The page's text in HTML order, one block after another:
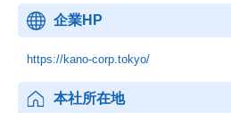
企業HP
https://kano-corp.tokyo/
本社所在地